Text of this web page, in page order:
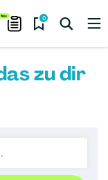
0
zu dir